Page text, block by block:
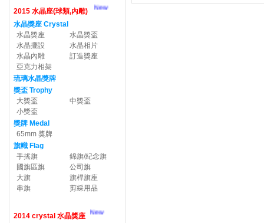
2015 水晶座(球類,內雕)
New
水晶獎座 Crystal
水晶獎座
水晶獎盃
水晶擺設
水晶相片
水晶內雕
訂造獎座
亞克力相架
琉璃水晶獎牌
獎盃 Trophy
大獎盃
中獎盃
小獎盃
獎牌 Medal
65mm 獎牌
旗幟 Flag
手搖旗
錦旗/紀念旗
國旗區旗
公司旗
大旗
旗桿旗座
串旗
剪綵用品
2014 crystal 水晶獎座 New